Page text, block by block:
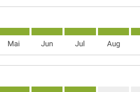
Mai Jun Jul Aug